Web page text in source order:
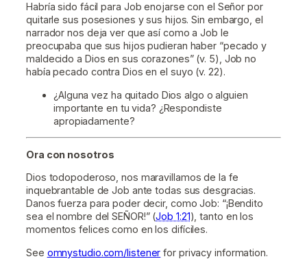
Habría sido fácil para Job enojarse con el Señor por
quitarle sus posesiones y sus hijos. Sin embargo, el
narrador nos deja ver que así como a Job le
preocupaba que sus hijos pudieran haber “pecado y
maldecido a Dios en sus corazones” (v. 5), Job no
había pecado contra Dios en el suyo (v. 22).
¿Alguna vez ha quitado Dios algo o alguien
importante en tu vida? ¿Respondiste
apropiadamente?
Ora con nosotros
Dios todopoderoso, nos maravillamos de la fe
inquebrantable de Job ante todas sus desgracias.
Danos fuerza para poder decir, como Job: “¡Bendito
sea el nombre del SEÑOR!” (Job 1:21), tanto en los
momentos felices como en los difíciles.
See omnystudio.com/listener for privacy information.